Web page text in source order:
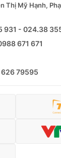
Tấm lòng
Vươn
VTV8
Thị Mỹ Hạnh,
931 - 024.38
671 671
79595